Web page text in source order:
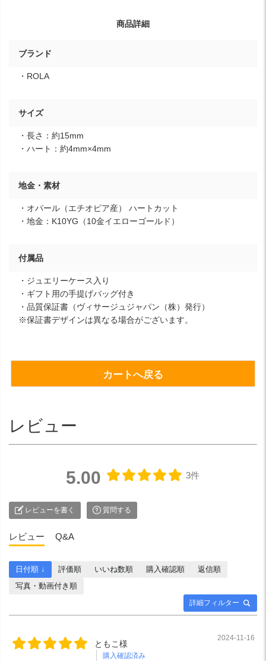
商品詳細
ブランド
・ROLA
サイズ
・長さ：約15mm
・ハート：約4mm×4mm
地金・素材
・オパール（エチオピア産） ハートカット
・地金：K10YG（10金イエローゴールド）
付属品
・ジュエリーケース入り
・ギフト用の手提げバッグ付き
・品質保証書（ヴィサージュジャパン（株）発行）
※保証書デザインは異なる場合がございます。
カートへ戻る
レビュー
5.00 3件
レビューを書く 質問する
レビュー Q&A
詳細フィルター
日付順 ↓ 評価順 いいね数順 購入確認順
返信順
写真・動画付き順
ともこ様
購入確認済み
2024-11-16